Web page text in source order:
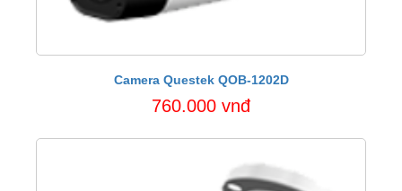
Camera Questek QOB-1202D
760.000 vnđ